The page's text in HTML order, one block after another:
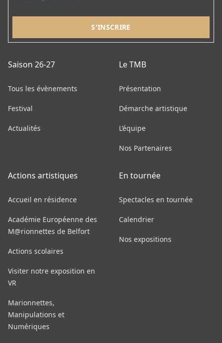
Saison 26-27
Tous les évènements
Festival
Actualités
Le TMB
Présentation
Démarche artistique
L’équipe
Nos Partenaires
Actions artistiques
Accueil en résidence
Académie Européenne des
M@rionnettes de Belfort
Actions scolaires
Visiter notre exposition en
VR
Marionnettes,
Manipulations et
Numériques
En tournée
Spectacles en tournée
Calendrier
Nos expositions